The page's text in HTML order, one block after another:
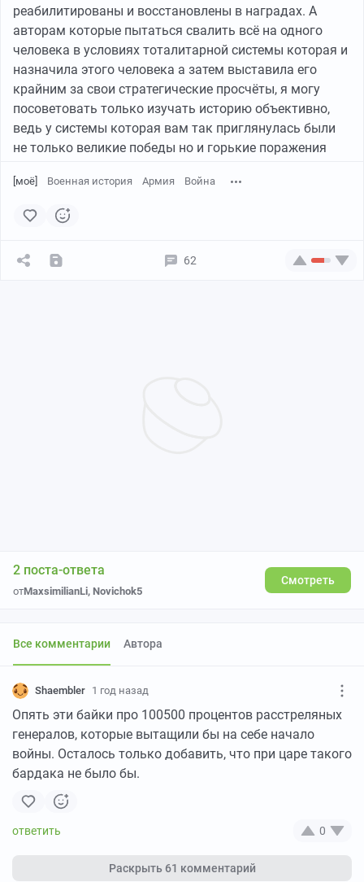
реабилитированы и восстановлены в наградах. А
авторам которые пытаться свалить всё на одного
человека в условиях тоталитарной системы которая и
назначила этого человека а затем выставила его
крайним за свои стратегические просчёты, я могу
посоветовать только изучать историю объективно,
ведь у системы которая вам так приглянулась были
не только великие победы но и горькие поражения
[моё] Военная история Армия Война
62
2 поста-ответа
отMaxsimilianLi, Novichok5
Смотреть
Все комментарии Автора
Shaembler 1 год назад
Опять эти байки про 100500 процентов расстреляных
генералов, которые вытащили бы на себе начало
войны. Осталось только добавить, что при царе такого
бардака не было бы.
0
Раскрыть61 комментарий